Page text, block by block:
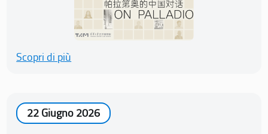
Scopri di più
22 Giugno 2026